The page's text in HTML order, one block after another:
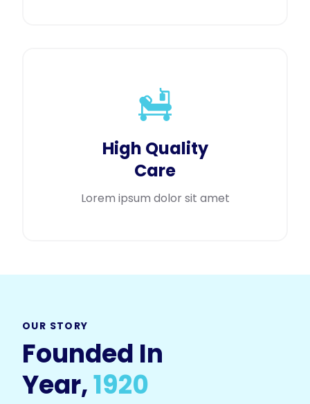
High Quality
Care
Lorem ipsum dolor sit amet
OUR STORY
Founded In
Year,1920